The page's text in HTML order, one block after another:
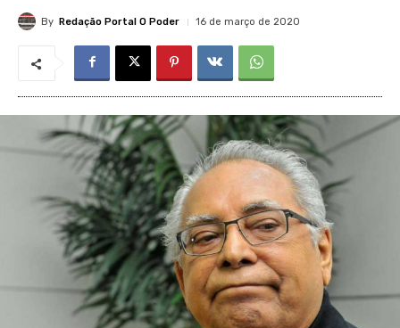
By Redação Portal O Poder 16 de março de 2020